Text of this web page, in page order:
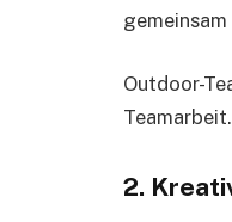
Outdoor-
Teamarbeit.
2.